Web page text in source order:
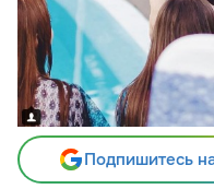
Подпишитесь